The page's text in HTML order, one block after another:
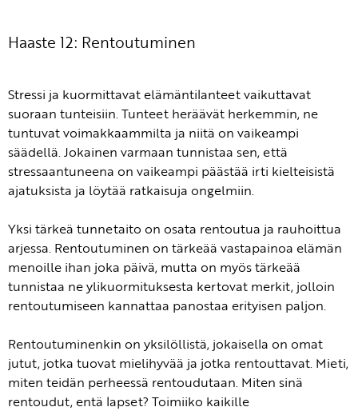
Haaste 12: Rentoutuminen
Stressi ja kuormittavat elämäntilanteet vaikuttavat
suoraan tunteisiin. Tunteet heräävät herkemmin, ne
tuntuvat voimakkaammilta ja niitä on vaikeampi
säädellä. Jokainen varmaan tunnistaa sen, että
stressaantuneena on vaikeampi päästää irti kielteisistä
ajatuksista ja löytää ratkaisuja ongelmiin.
Yksi tärkeä tunnetaito on osata rentoutua ja rauhoittua
arjessa. Rentoutuminen on tärkeää vastapainoa elämän
menoille ihan joka päivä, mutta on myös tärkeää
tunnistaa ne ylikuormituksesta kertovat merkit, jolloin
rentoutumiseen kannattaa panostaa erityisen paljon.
Rentoutuminenkin on yksilöllistä, jokaisella on omat
jutut, jotka tuovat mielihyvää ja jotka rentouttavat. Mieti,
miten teidän perheessä rentoudutaan. Miten sinä
rentoudut, entä lapset? Toimiiko kaikille